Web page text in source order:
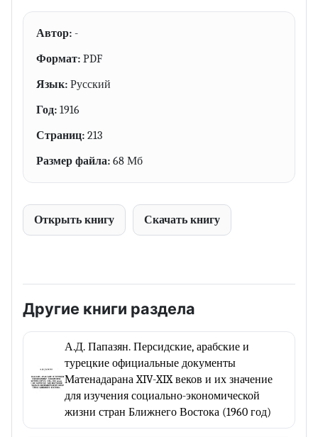
Автор: -
Формат: PDF
Язык: Русский
Год: 1916
Страниц: 213
Размер файла: 68 Мб
Открыть книгу Скачать книгу
Другие книги раздела
А.Д. Папазян. Персидские, арабские и
турецкие официальные документы
Матенадарана XIV-XIX веков и их значение
для изучения социально-экономической
жизни стран Ближнего Востока (1960 год)